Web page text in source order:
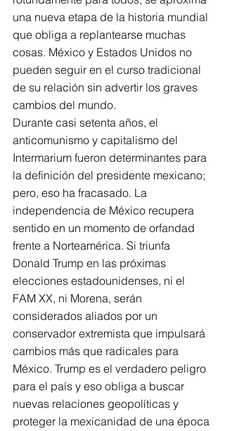
una nueva etapa de la historia mundial
que obliga a replantearse muchas
cosas. México y Estados Unidos no
pueden seguir en el curso tradicional
de su relación sin advertir los graves
cambios del mundo.
Durante casi setenta años, el
anticomunismo y capitalismo del
Intermarium fueron determinantes para
la definición del presidente mexicano;
pero, eso ha fracasado. La
independencia de México recupera
sentido en un momento de orfandad
frente a Norteamérica. Si triunfa
Donald Trump en las próximas
elecciones estadounidenses, ni el
FAM XX, ni Morena, serán
considerados aliados por un
conservador extremista que impulsará
cambios más que radicales para
México. Trump es el verdadero peligro
para el país y eso obliga a buscar
nuevas relaciones geopolíticas y
proteger la mexicanidad de una época